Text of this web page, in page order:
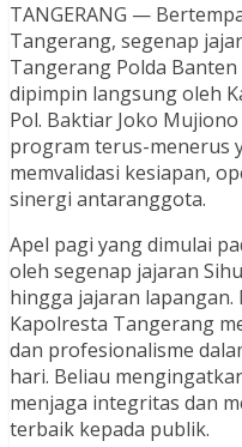
TANGERANG —
Tangerang, segenap
Tangerang Polda
dipimpin langsung oleh
Pol. Baktiar Joko
program terus-menerus
memvalidasi kesiapan,
sinergi antaranggota.
Apel pagi yang dimulai
oleh segenap jajaran
hingga jajaran lapangan.
Kapolresta Tangerang
dan profesionalisme
hari. Beliau
menjaga integritas dan
terbaik kepada publik.